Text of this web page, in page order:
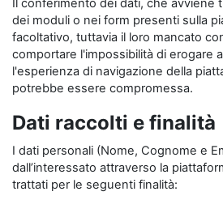
Il conferimento dei dati, che avviene
dei moduli o nei form presenti sulla
facoltativo, tuttavia il loro mancato
comportare l'impossibilità di erogare
l'esperienza di navigazione della
potrebbe essere compromessa.
Dati raccolti e finalità
I dati personali (Nome, Cognome e
dall’interessato attraverso la
trattati per le seguenti finalità: